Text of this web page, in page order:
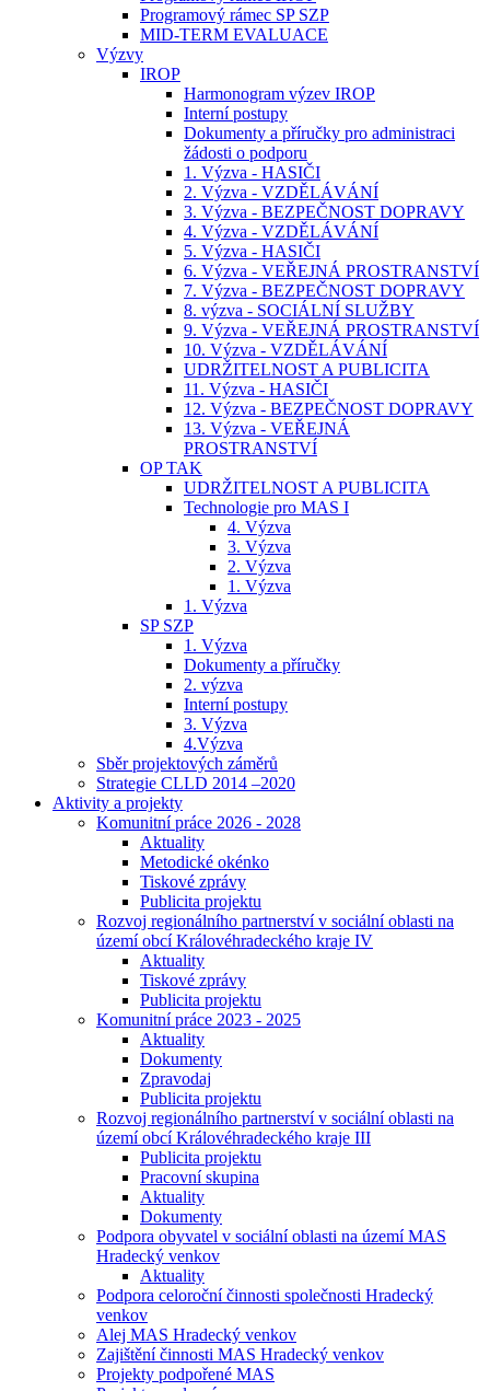
Programový rámec SP SZP
MID-TERM EVALUACE
Výzvy
IROP
Harmonogram výzev IROP
Interní postupy
Dokumenty a příručky pro administraci
žádosti o podporu
1. Výzva - HASIČI
2. Výzva - VZDĚLÁVÁNÍ
3. Výzva - BEZPEČNOST DOPRAVY
4. Výzva - VZDĚLÁVÁNÍ
5. Výzva - HASIČI
6. Výzva - VEŘEJNÁ PROSTRANSTVÍ
7. Výzva - BEZPEČNOST DOPRAVY
8. výzva - SOCIÁLNÍ SLUŽBY
9. Výzva - VEŘEJNÁ PROSTRANSTVÍ
10. Výzva - VZDĚLÁVÁNÍ
UDRŽITELNOST A PUBLICITA
11. Výzva - HASIČI
12. Výzva - BEZPEČNOST DOPRAVY
13. Výzva - VEŘEJNÁ
PROSTRANSTVÍ
OP TAK
UDRŽITELNOST A PUBLICITA
Technologie pro MAS I
4. Výzva
3. Výzva
2. Výzva
1. Výzva
1. Výzva
SP SZP
1. Výzva
Dokumenty a příručky
2. výzva
Interní postupy
3. Výzva
4.Výzva
Sběr projektových záměrů
Strategie CLLD 2014 –2020
Aktivity a projekty
Komunitní práce 2026 - 2028
Aktuality
Metodické okénko
Tiskové zprávy
Publicita projektu
Rozvoj regionálního partnerství v sociální oblasti na
území obcí Královéhradeckého kraje IV
Aktuality
Tiskové zprávy
Publicita projektu
Komunitní práce 2023 - 2025
Aktuality
Dokumenty
Zpravodaj
Publicita projektu
Rozvoj regionálního partnerství v sociální oblasti na
území obcí Královéhradeckého kraje III
Publicita projektu
Pracovní skupina
Aktuality
Dokumenty
Podpora obyvatel v sociální oblasti na území MAS
Hradecký venkov
Aktuality
Podpora celoroční činnosti společnosti Hradecký
venkov
Alej MAS Hradecký venkov
Zajištění činnosti MAS Hradecký venkov
Projekty podpořené MAS